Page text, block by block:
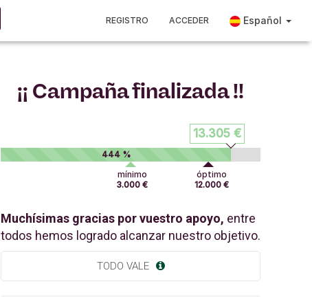
REGISTRO ACCEDER Español
¡¡ Campaña finalizada !!
13.305 €
444 %
mínimo
3.000 €
óptimo
12.000 €
Muchísimas gracias por vuestro apoyo, entre
todos hemos logrado alcanzar nuestro objetivo.
TODO VALE